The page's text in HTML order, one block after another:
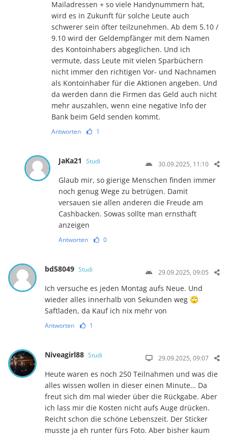
Mailadressen + so viele Handynummern hat,
wird es in Zukunft für solche Leute auch
schwerer sein öfter teilzunehmen. Ab dem 5.10 /
9.10 wird der Geldempfänger mit dem Namen
des Kontoinhabers abgeglichen. Und ich
vermute, dass Leute mit vielen Sparbüchern
nicht immer den richtigen Vor- und Nachnamen
als Kontoinhaber für die Aktionen angeben. Und
da werden dann die Firmen das Geld auch nicht
mehr auszahlen, wenn eine negative Info der
Bank beim Geld senden kommt.
Antworten 1
JaKa21 Studi 30.09.2025, 11:10
Glaub mir, so gierige Menschen finden immer
noch genug Wege zu betrügen. Damit
versauen sie allen anderen die Freude am
Cashbacken. Sowas sollte man ernsthaft
anzeigen
Antworten 0
bd58049 Studi 29.09.2025, 09:05
Ich versuche es jeden Montag aufs Neue. Und
wieder alles innerhalb von Sekunden weg 🙄
Saftladen, da Kauf ich nix mehr von
Antworten 1
Niveagirl88 Studi 29.09.2025, 09:07
Heute waren es noch 250 Teilnahmen und was die
alles wissen wollen in dieser einen Minute… Da
freut sich dm mal wieder über die Rückgabe. Aber
ich lass mir die Kosten nicht aufs Auge drücken.
Reicht schon die schöne Lebenszeit. Der Sticker
musste ja eh runter fürs Foto. Aber bisher kaum